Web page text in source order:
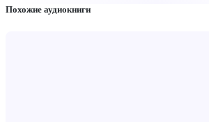
Похожие аудиокниги